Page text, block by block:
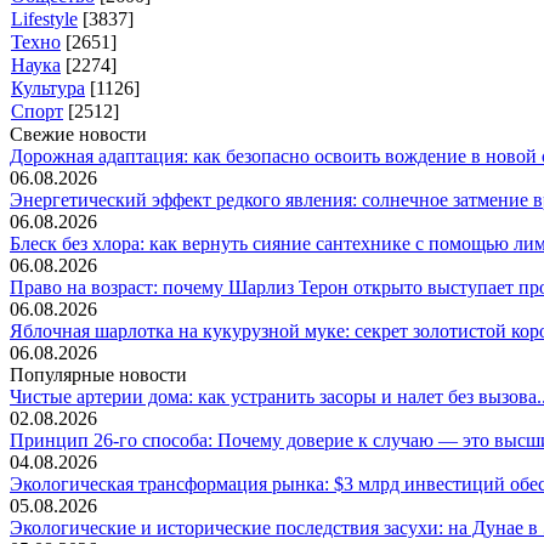
Lifestyle [3837]
Техно [2651]
Наука [2274]
Культура [1126]
Спорт [2512]
Свежие новости
Дорожная адаптация: как безопасно освоить вождение в новой
06.08.2026
Энергетический эффект редкого явления: солнечное затмение
06.08.2026
Блеск без хлора: как вернуть сияние сантехнике с помощью
06.08.2026
Право на возраст: почему Шарлиз Терон открыто выступает
06.08.2026
Яблочная шарлотка на кукурузной муке: секрет золотистой
06.08.2026
Популярные новости
Чистые артерии дома: как устранить засоры и налет без
02.08.2026
Принцип 26-го способа: Почему доверие к случаю — это
04.08.2026
Экологическая трансформация рынка: $3 млрд инвестиций
05.08.2026
Экологические и исторические последствия засухи: на Дунае в